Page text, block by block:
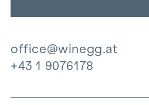
office@winegg.at
+43 1 9076178